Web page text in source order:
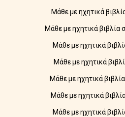
Μάθε με ηχητικά
Μάθε με ηχητικά βιβλία
Μάθε με ηχητικά
Μάθε με ηχητικά
Μάθε με ηχητικά
Μάθε με ηχητικά
Μάθε με ηχητικά